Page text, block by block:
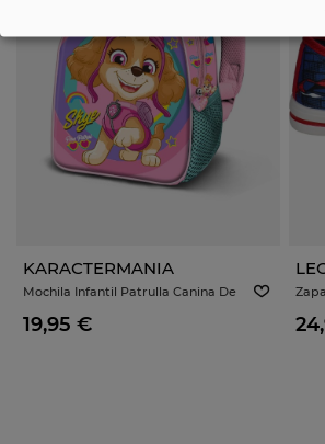
KARACTERMANIA
Mochila Infantil Patrulla Canina De
KARACTERMANIA 09213 Rosa
19,95 €